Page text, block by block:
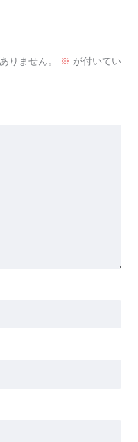
りません。 ※ が付いてい